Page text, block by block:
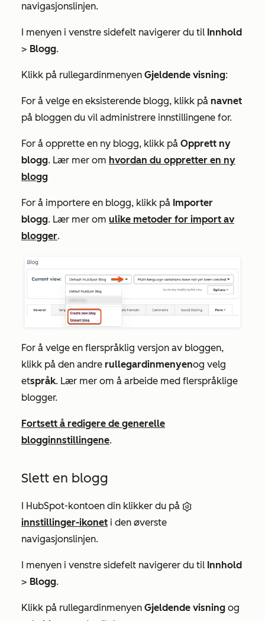
navigasjonslinjen.
I menyen i venstre sidefelt navigerer du til Innhold
> Blogg.
Klikk på rullegardinmenyen Gjeldende visning:
For å velge en eksisterende blogg, klikk på navnet
på bloggen du vil administrere innstillingene for.
For å opprette en ny blogg, klikk på Opprett ny
blogg. Lær mer om hvordan du oppretter en ny
blogg
For å importere en blogg, klikk på Importer
blogg. Lær mer om ulike metoder for import av
blogger.
For å velge en flerspråklig versjon av bloggen,
klikk på den andre rullegardinmenyenog velg
etspråk. Lær mer om å arbeide med flerspråklige
blogger.
Fortsett å redigere de generelle
blogginnstillingene.
Slett en blogg
I HubSpot-kontoen din klikker du på
innstillinger-ikonet i den øverste
navigasjonslinjen.
I menyen i venstre sidefelt navigerer du til Innhold
> Blogg.
Klikk på rullegardinmenyen Gjeldende visning og